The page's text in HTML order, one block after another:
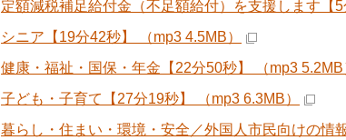
定額減税補足給付金（不足額給付）を支援します【5
シニア【19分42秒】 （mp3 4.5MB）
健康・福祉・国保・年金【22分50秒】 （mp3 5.2MB
子ども・子育て【27分19秒】 （mp3 6.3MB）
暮らし・住まい・環境・安全／外国人市民向けの情